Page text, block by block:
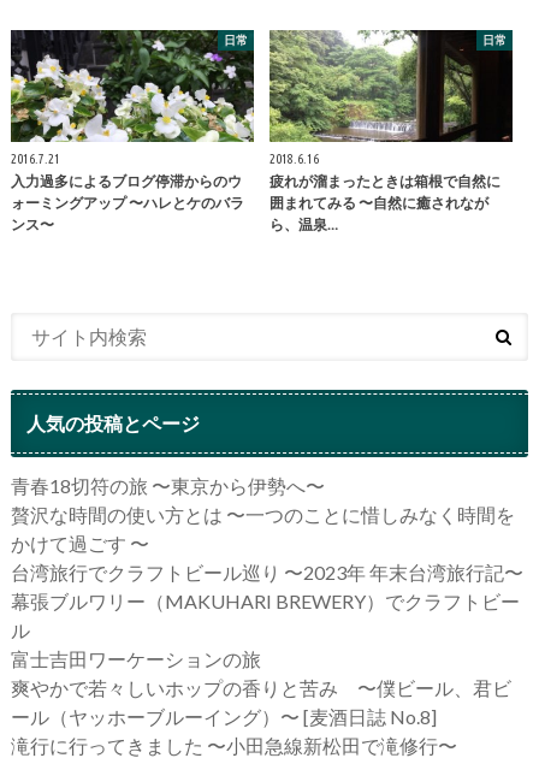
日常
2016.7.21
入力過多によるブログ停滞からのウ
ォーミングアップ 〜ハレとケのバラ
ンス〜
日常
2018.6.16
疲れが溜まったときは箱根で自然に
囲まれてみる 〜自然に癒されなが
ら、温泉…
人気の投稿とページ
青春18切符の旅 〜東京から伊勢へ〜
贅沢な時間の使い方とは 〜一つのことに惜しみなく時間を
かけて過ごす 〜
台湾旅行でクラフトビール巡り 〜2023年 年末台湾旅行記〜
幕張ブルワリー（MAKUHARI BREWERY）でクラフトビー
ル
富士吉田ワーケーションの旅
爽やかで若々しいホップの香りと苦み 〜僕ビール、君ビ
ール（ヤッホーブルーイング）〜 [麦酒日誌 No.8]
滝行に行ってきました 〜小田急線新松田で滝修行〜